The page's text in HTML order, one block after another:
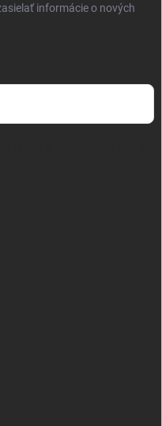
informácie o nových